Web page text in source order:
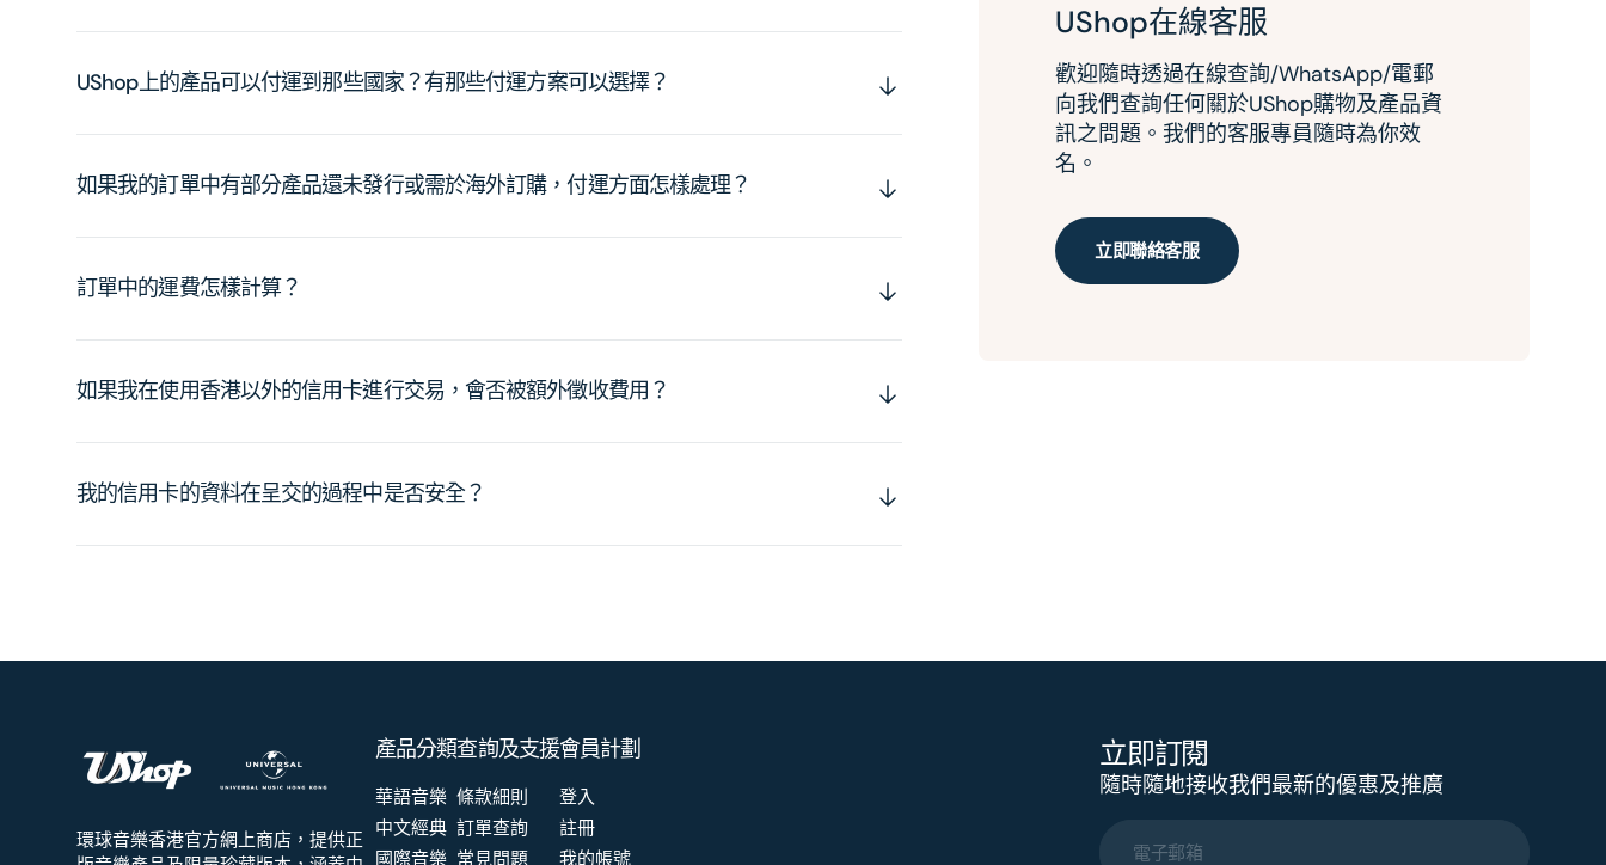
UShop上的產品可以付運到那些國家？有那些付運方案可以選擇？
如果我的訂單中有部分產品還未發行或需於海外訂購，付運方面怎樣處理？
訂單中的運費怎樣計算？
如果我在使用香港以外的信用卡進行交易，會否被額外徵收費用？
我的信用卡的資料在呈交的過程中是否安全？
UShop在線客服
歡迎隨時透過在線查詢/WhatsApp/電郵
向我們查詢任何關於UShop購物及產品資
訊之問題。我們的客服專員隨時為你效
名。
立即聯絡客服
環球音樂香港官方網上商店，提供正
產品分類
華語音樂
中文經典
國際音樂
查詢及支援
條款細則
訂單查詢
常見問題
會員計劃
登入
註冊
我的帳號
立即訂閱
隨時隨地接收我們最新的優惠及推廣
電子郵箱